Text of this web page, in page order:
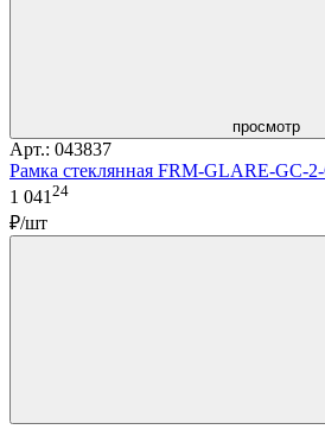
просмотр
Арт.: 043837
Рамка стеклянная FRM-GLARE-GC-
1 04124
₽/шт